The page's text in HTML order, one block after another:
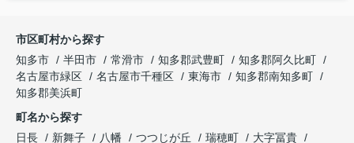
市区町村から探す
知多市
半田市 常滑市 知多郡武豊町
知多郡阿久比町
名古屋市緑区
名古屋市千種区 東海市
知多郡南知多町
知多郡美浜町
町名から探す
日長
新舞子 八幡 つつじが丘 瑞穂町
大字冨貴